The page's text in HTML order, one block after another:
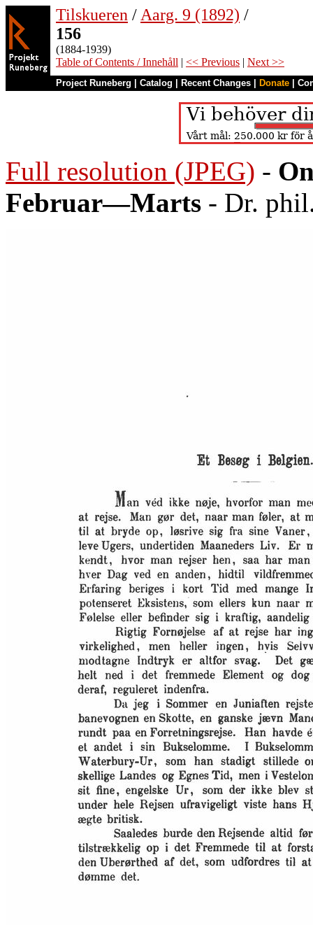
Tilskueren / Aarg. 9 (1892) /
156
(1884-1939)
Table of Contents / Innehåll | << Previous | Next >>
Project Runeberg Catalog Recent Changes Donate
Full resolution (JPEG) -
Februar—Marts - Dr.